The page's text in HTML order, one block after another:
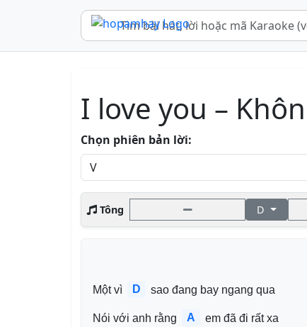
I love you –
Chọn phiên bản lời:
Tông D
Một vì D sao đang bay ngang qua
Nói với anh rằng A em đã đi rất xa